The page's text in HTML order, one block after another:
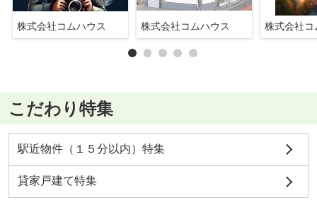
株式会社コムハウス 株式会社コムハウス 株式会社コ
こだわり特集
駅近物件（１５分以内）特集
貸家戸建て特集